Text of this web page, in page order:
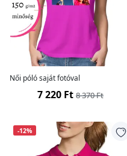
Női póló saját fotóval
7 220 Ft 8 370 Ft
-12%